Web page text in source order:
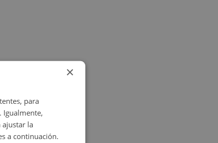
×
para
Igualmente,
ajustar la
a continuación.